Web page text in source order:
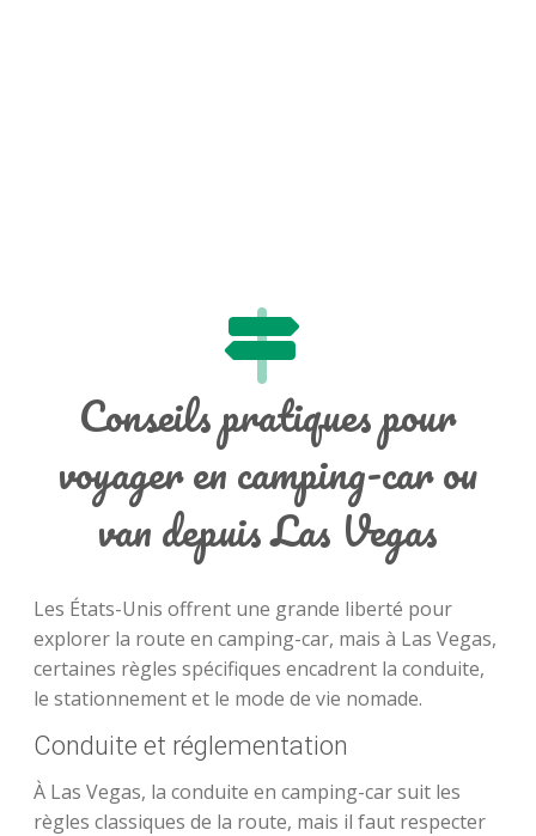
Conseils pratiques pour
voyager en camping-car ou
van depuis Las Vegas
Les États-Unis offrent une grande liberté pour
explorer la route en camping-car, mais à Las Vegas,
certaines règles spécifiques encadrent la conduite,
le stationnement et le mode de vie nomade.
Conduite et réglementation
À Las Vegas, la conduite en camping-car suit les
règles classiques de la route, mais il faut respecter